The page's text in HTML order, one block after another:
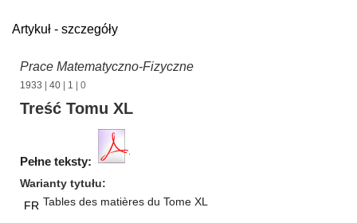
Artykuł - szczegóły
Prace Matematyczno-Fizyczne
1933 40 1 | 0
Treść Tomu XL
Pełne teksty:
Warianty tytułu
FR Tables des matières du Tome XL